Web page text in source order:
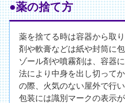
●薬の捨て方
薬を捨てる時は容器から取
剤や軟膏などは紙や封筒に
ゾール剤や噴霧剤は、容器
法により中身を出し切って
の際、火気のない屋外で行
包装には識別マークの表示